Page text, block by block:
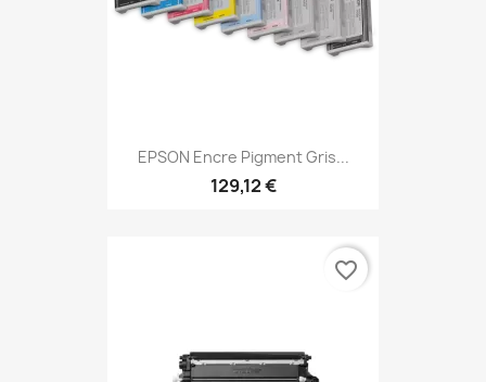
EPSON Encre Pigment Gris...
129,12 €
favorite_border